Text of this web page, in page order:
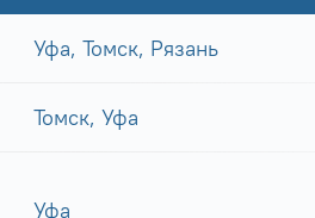
Уфа, Томск, Рязань
Томск, Уфа
Уфа